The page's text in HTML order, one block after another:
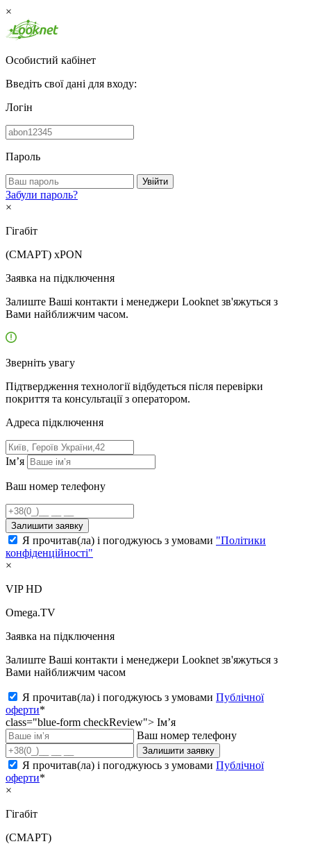
×
Особистий кабінет
Введіть свої дані для входу:
Логін
Пароль
Увійти
Забули пароль?
×
Гігабіт
(СМАРТ) xPON
Заявка на підключення
Залиште Ваші контакти і менеджери Looknet зв'яжуться з
Вами найближчим часом.
Зверніть увагу
Підтвердження технології відбудеться після перевірки
покриття та консультації з оператором.
Адресa підключення
Ім’я
Ваш номер телефону
Залишити заявку
Я прочитав(ла) і погоджуюсь з умовами "Політики
конфіденційності"
×
VIP HD
Omega.TV
Заявка на підключення
Залиште Ваші контакти і менеджери Looknet зв'яжуться з
Вами найближчим часом
Я прочитав(ла) і погоджуюсь з умовами Публічної
оферти*
class="blue-form checkReview"> Ім’я
Ваш номер телефону
Залишити заявку
Я прочитав(ла) і погоджуюсь з умовами Публічної
оферти*
×
Гігабіт
(СМАРТ)